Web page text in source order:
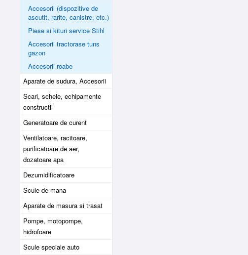
Accesorii (dispozitive de
ascutit, rarite, canistre, etc.)
Piese si kituri service Stihl
Accesorii tractorase tuns
gazon
Accesorii roabe
Aparate de sudura, Accesorii
Scari, schele, echipamente
constructii
Generatoare de curent
Ventilatoare, racitoare,
purificatoare de aer,
dozatoare apa
Dezumidificatoare
Scule de mana
Aparate de masura si trasat
Pompe, motopompe,
hidrofoare
Scule speciale auto